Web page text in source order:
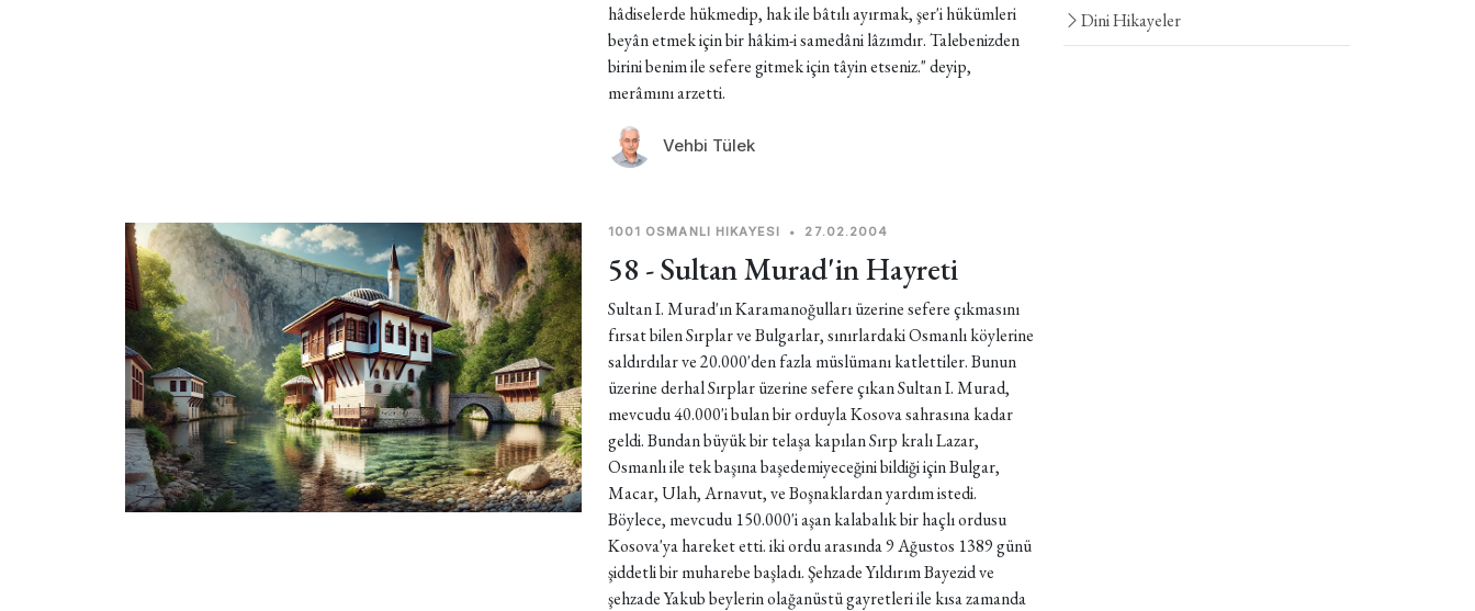
hâdiselerde hükmedip, hak ile bâtılı ayırmak, şer'i hükümleri
beyân etmek için bir hâkim-i samedâni lâzımdır. Talebenizden
birini benim ile sefere gitmek için tâyin etseniz." deyip,
merâmını arzetti.
Vehbi Tülek
1001 OSMANLI HIKAYESI • 27.02.2004
58 - Sultan Murad'in Hayreti
Sultan I. Murad'ın Karamanoğulları üzerine sefere çıkmasını
fırsat bilen Sırplar ve Bulgarlar, sınırlardaki Osmanlı köylerine
saldırdılar ve 20.000'den fazla müslümanı katlettiler. Bunun
üzerine derhal Sırplar üzerine sefere çıkan Sultan I. Murad,
mevcudu 40.000'i bulan bir orduyla Kosova sahrasına kadar
geldi. Bundan büyük bir telaşa kapılan Sırp kralı Lazar,
Osmanlı ile tek başına başedemiyeceğini bildiği için Bulgar,
Macar, Ulah, Arnavut, ve Boşnaklardan yardım istedi.
Böylece, mevcudu 150.000'i aşan kalabalık bir haçlı ordusu
Kosova'ya hareket etti. iki ordu arasında 9 Ağustos 1389 günü
şiddetli bir muharebe başladı. Şehzade Yıldırım Bayezid ve
şehzade Yakub beylerin olağanüstü gayretleri ile kısa zamanda
Dini Hikayeler